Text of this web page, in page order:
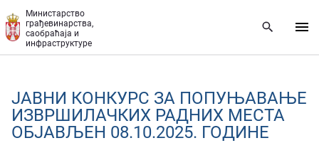
Министарство
грађевинарства,
саобраћаја и
инфраструктуре
ЈАВНИ КОНКУРС ЗА ПОПУЊАВАЊЕ
ИЗВРШИЛАЧКИХ РАДНИХ МЕСТА
ОБЈАВЉЕН 08.10.2025. ГОДИНЕ